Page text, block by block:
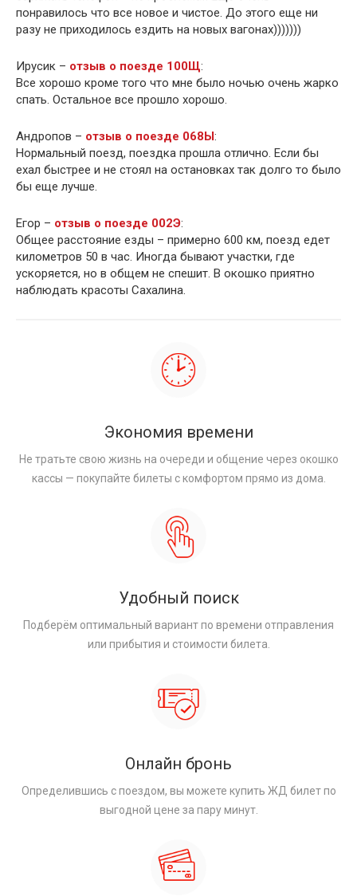
понравилось что все новое и чистое. До этого еще ни
разу не приходилось ездить на новых вагонах)))))))
Ирусик – отзыв о поезде 100Щ:
Все хорошо кроме того что мне было ночью очень жарко
спать. Остальное все прошло хорошо.
Андропов – отзыв о поезде 068Ы:
Нормальный поезд, поездка прошла отлично. Если бы
ехал быстрее и не стоял на остановках так долго то было
бы еще лучше.
Егор – отзыв о поезде 002Э:
Общее расстояние езды – примерно 600 км, поезд едет
километров 50 в час. Иногда бывают участки, где
ускоряется, но в общем не спешит. В окошко приятно
наблюдать красоты Сахалина.
Экономия времени
Не тратьте свою жизнь на очереди и общение через окошко
кассы — покупайте билеты с комфортом прямо из дома.
Удобный поиск
Подберём оптимальный вариант по времени отправления
или прибытия и стоимости билета.
Онлайн бронь
Определившись с поездом, вы можете купить ЖД билет по
выгодной цене за пару минут.